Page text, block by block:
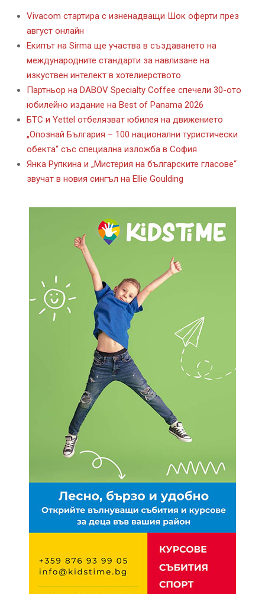
Vivacom стартира с изненадващи Шок оферти през
август онлайн
Екипът на Sirma ще участва в създаването на
международните стандарти за навлизане на
изкуствен интелект в хотелиерството
Партньор на DABOV Specialty Coffee спечели 30-ото
юбилейно издание на Best of Panama 2026
БТС и Yettel отбелязват юбилея на движението
„Опознай България – 100 национални туристически
обекта“ със специална изложба в София
Янка Рупкина и „Мистерия на българските гласове“
звучат в новия сингъл на Ellie Goulding